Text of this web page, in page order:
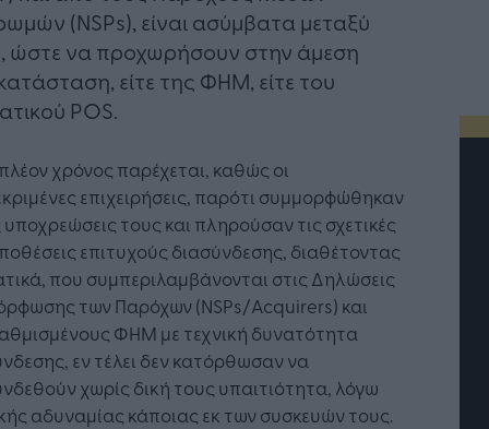
(NSPs), είναι ασύμβατα μεταξύ
ώστε να προχωρήσουν στην άμεση
είτε της ΦΗΜ, είτε του
POS.
χρόνος παρέχεται, καθώς οι
επιχειρήσεις, παρότι συμμορφώθηκαν
υποχρεώσεις τους και πληρούσαν τις σχετικές
επιτυχούς διασύνδεσης, διαθέτοντας
που συμπεριλαμβάνονται στις Δηλώσεις
των Παρόχων (NSPs/Acquirers) και
ΦΗΜ με τεχνική δυνατότητα
εν τέλει δεν κατόρθωσαν να
χωρίς δική τους υπαιτιότητα, λόγω
αδυναμίας κάποιας εκ των συσκευών τους.